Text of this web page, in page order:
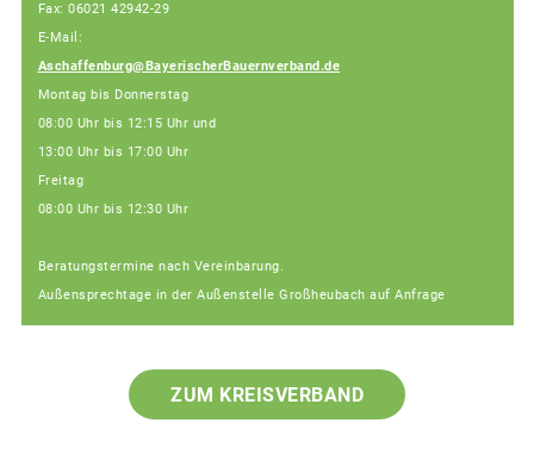
Fax: 06021 42942-29
E-Mail:
Aschaffenburg@BayerischerBauernverband.de
Montag bis Donnerstag
08:00 Uhr bis 12:15 Uhr und
13:00 Uhr bis 17:00 Uhr
Freitag
08:00 Uhr bis 12:30 Uhr
Beratungstermine nach Vereinbarung.
Außensprechtage in der Außenstelle Großheubach auf Anfrage
ZUM KREISVERBAND